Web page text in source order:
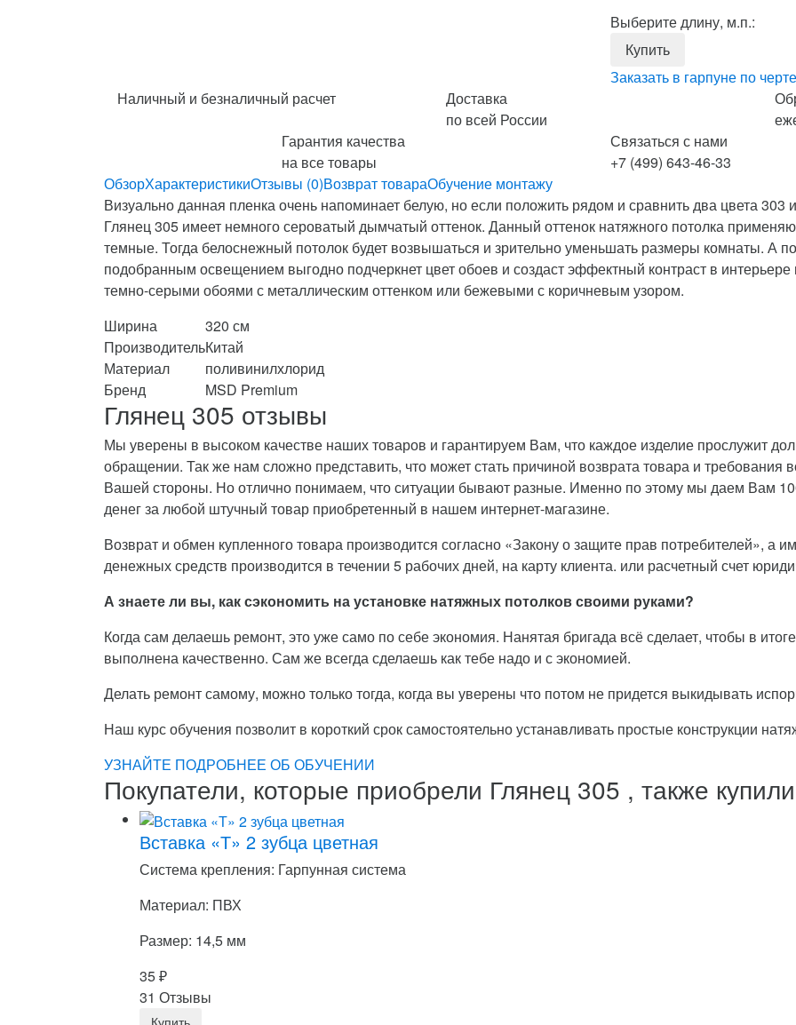
Выберите длину, м.п.:
Заказать в гарпуне по
Наличный и безналичный расчет
Доставка
по всей России
Гарантия качества
на все товары
Связаться с нами
+7 (499) 643-46-33
ОбзорХарактеристикиОтзывы (0)Возврат товараОбучение монтажу
Визуально данная пленка очень напоминает белую, но если положить рядом и сравнить два цвета 303
Глянец 305 имеет немного сероватый дымчатый оттенок. Данный оттенок натяжного потолка
темные. Тогда белоснежный потолок будет возвышаться и зрительно уменьшать размеры комнаты. А
подобранным освещением выгодно подчеркнет цвет обоев и создаст эффектный контраст в
темно-серыми обоями с металлическим оттенком или бежевыми с коричневым узором.
Ширина
320 см
ПроизводительКитай
Материал
поливинилхлорид
Бренд
MSD Premium
Глянец 305 отзывы
Мы уверены в высоком качестве наших товаров и гарантируем Вам, что каждое изделие прослужит
обращении. Так же нам сложно представить, что может стать причиной возврата товара и требования
Вашей стороны. Но отлично понимаем, что ситуации бывают разные. Именно по этому мы даем Вам
денег за любой штучный товар приобретенный в нашем интернет-магазине.
Возврат и обмен купленного товара производится согласно «Закону о защите прав потребителей», а
денежных средств производится в течении 5 рабочих дней, на карту клиента. или расчетный счет
А знаете ли вы, как сэкономить на установке натяжных потолков своими руками?
Когда сам делаешь ремонт, это уже само по себе экономия. Нанятая бригада всё сделает, чтобы в
выполнена качественно. Сам же всегда сделаешь как тебе надо и с экономией.
Делать ремонт самому, можно только тогда, когда вы уверены что потом не придется выкидывать
Наш курс обучения позволит в короткий срок самостоятельно устанавливать простые конструкции
УЗНАЙТЕ ПОДРОБНЕЕ ОБ ОБУЧЕНИИ
Покупатели, которые приобрели Глянец 305 , также купили
Вставка «Т» 2 зубца цветная
Система крепления: Гарпунная система
Материал: ПВХ
Размер: 14,5 мм
35₽
31 Отзывы